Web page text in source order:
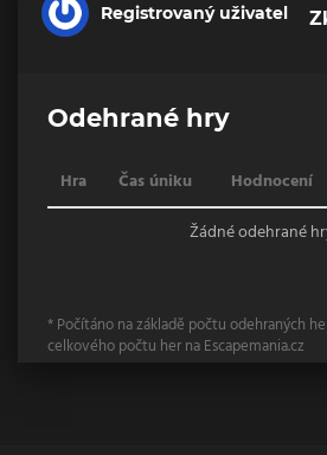
Registrovaný uživatel
Odehrané hry
Hra Čas úniku Hodnocení
Žádné odehrané
* Počítáno na základě počtu odehraných
celkového počtu her na Escapemania.cz